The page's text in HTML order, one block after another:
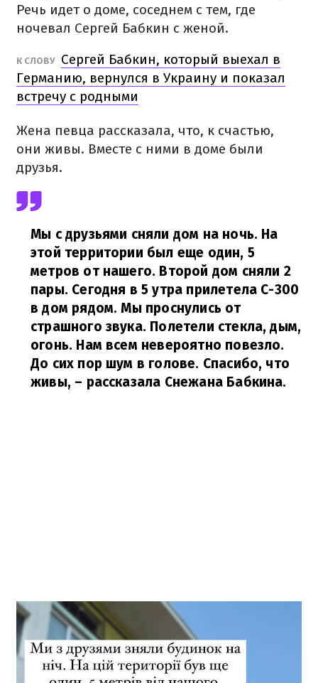
Речь идет о доме, соседнем с тем, где
ночевал Сергей Бабкин с женой.
К СЛОВУ Сергей Бабкин, который выехал в
Германию, вернулся в Украину и показал
встречу с родными
Жена певца рассказала, что, к счастью,
они живы. Вместе с ними в доме были
друзья.
Мы с друзьями сняли дом на ночь. На
этой территории был еще один, 5
метров от нашего. Второй дом сняли 2
пары. Сегодня в 5 утра прилетела С-300
в дом рядом. Мы проснулись от
страшного звука. Полетели стекла, дым,
огонь. Нам всем невероятно повезло.
До сих пор шум в голове. Спасибо, что
живы, – рассказала Снежана Бабкина.